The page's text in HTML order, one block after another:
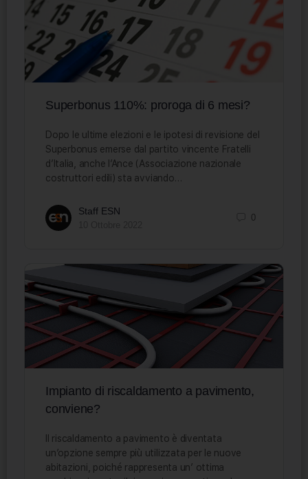
Superbonus 110%: proroga di 6 mesi?
Dopo le ultime elezioni e le ipotesi di revisione del
Superbonus emerse dal partito vincente Fratelli
d’Italia, anche l’Ance (Associazione nazionale
costruttori edili) sta avviando…
Staff ESN
0
Impianto di riscaldamento a pavimento,
conviene?
Il riscaldamento a pavimento è diventata
un’opzione sempre più utilizzata per le nuove
abitazioni, poiché rappresenta un’ ottima